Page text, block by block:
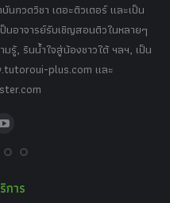
กวดวิชา เดอะติวเตอร์ และเป็น
นอาจารย์รับเชิญสอนติวในหลายๆ
มรู้, รินน้ำใจสู่น้องชาวใต้ ฯลฯ, เป็น
plus.com และ
YouTube
การ